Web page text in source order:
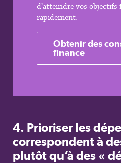
d’atteindre vos objectifs
rapidement.
Obtenir des
finance
4. Prioriser les
correspondent à
plutôt qu’à des «